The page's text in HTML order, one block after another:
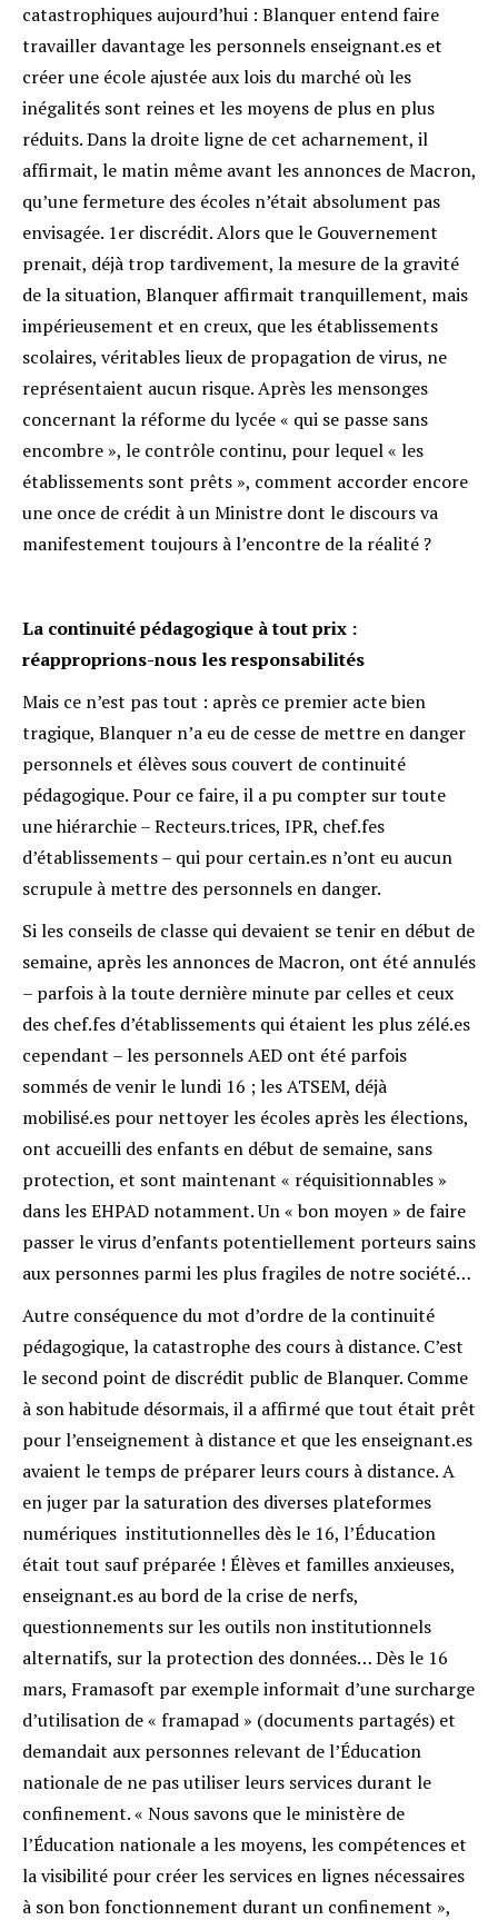
catastrophiques aujourd’hui : Blanquer entend faire
travailler davantage les personnels enseignant.es et
créer une école ajustée aux lois du marché où les
inégalités sont reines et les moyens de plus en plus
réduits. Dans la droite ligne de cet acharnement, il
affirmait, le matin même avant les annonces de Macron,
qu’une fermeture des écoles n’était absolument pas
envisagée. 1er discrédit. Alors que le Gouvernement
prenait, déjà trop tardivement, la mesure de la gravité
de la situation, Blanquer affirmait tranquillement, mais
impérieusement et en creux, que les établissements
scolaires, véritables lieux de propagation de virus, ne
représentaient aucun risque. Après les mensonges
concernant la réforme du lycée « qui se passe sans
encombre », le contrôle continu, pour lequel « les
établissements sont prêts », comment accorder encore
une once de crédit à un Ministre dont le discours va
manifestement toujours à l’encontre de la réalité ?
La continuité pédagogique à tout prix :
réapproprions-nous les responsabilités
Mais ce n’est pas tout : après ce premier acte bien
tragique, Blanquer n’a eu de cesse de mettre en danger
personnels et élèves sous couvert de continuité
pédagogique. Pour ce faire, il a pu compter sur toute
une hiérarchie – Recteurs.trices, IPR, chef.fes
d’établissements – qui pour certain.es n’ont eu aucun
scrupule à mettre des personnels en danger.
Si les conseils de classe qui devaient se tenir en début de
semaine, après les annonces de Macron, ont été annulés
– parfois à la toute dernière minute par celles et ceux
des chef.fes d’établissements qui étaient les plus zélé.es
cependant – les personnels AED ont été parfois
sommés de venir le lundi 16 ; les ATSEM, déjà
mobilisé.es pour nettoyer les écoles après les élections,
ont accueilli des enfants en début de semaine, sans
protection, et sont maintenant « réquisitionnables »
dans les EHPAD notamment. Un « bon moyen » de faire
passer le virus d’enfants potentiellement porteurs sains
aux personnes parmi les plus fragiles de notre société…
Autre conséquence du mot d’ordre de la continuité
pédagogique, la catastrophe des cours à distance. C’est
le second point de discrédit public de Blanquer. Comme
à son habitude désormais, il a affirmé que tout était prêt
pour l’enseignement à distance et que les enseignant.es
avaient le temps de préparer leurs cours à distance. A
en juger par la saturation des diverses plateformes
numériques institutionnelles dès le 16, l’Éducation
était tout sauf préparée ! Élèves et familles anxieuses,
enseignant.es au bord de la crise de nerfs,
questionnements sur les outils non institutionnels
alternatifs, sur la protection des données… Dès le 16
mars, Framasoft par exemple informait d’une surcharge
d’utilisation de « framapad » (documents partagés) et
demandait aux personnes relevant de l’Éducation
nationale de ne pas utiliser leurs services durant le
confinement. « Nous savons que le ministère de
l’Éducation nationale a les moyens, les compétences et
la visibilité pour créer les services en lignes nécessaires
à son bon fonctionnement durant un confinement »,